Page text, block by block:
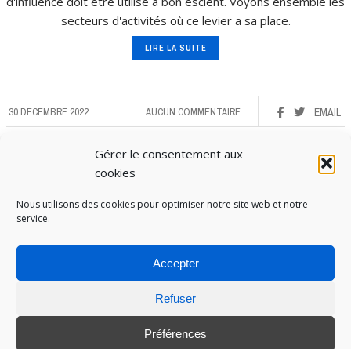
Gérer le consentement aux
cookies
Nous utilisons des cookies pour optimiser notre site web et notre
service.
Accepter
Refuser
Préférences
secteurs d'activités où ce levier a sa place.
LIRE LA SUITE
30 DÉCEMBRE 2022 EMAIL
AUCUN COMMENTAIRE
MEDIA INSTITUTE
STRATÉGIE MARKETING & DIGITALE © TOUS DROITS RÉSERVÉS 2017-2025
-POLITIQUE DE COOKIES